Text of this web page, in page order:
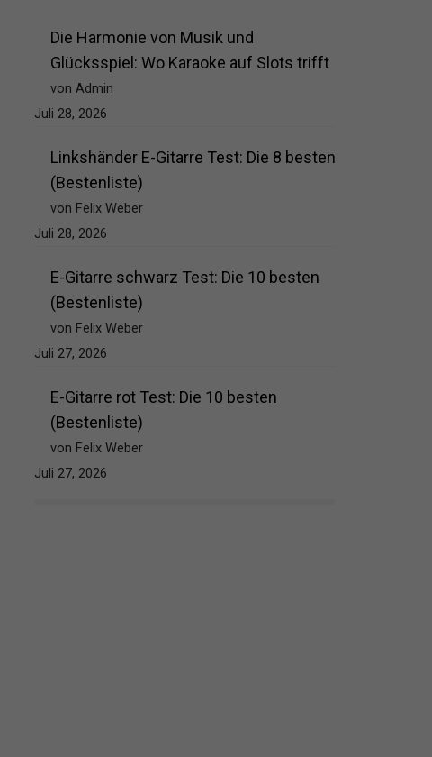
Die Harmonie von Musik und
Glücksspiel: Wo Karaoke auf Slots trifft
von Admin
Juli 28, 2026
Linkshänder E-Gitarre Test: Die 8 besten
(Bestenliste)
von Felix Weber
Juli 28, 2026
E-Gitarre schwarz Test: Die 10 besten
(Bestenliste)
von Felix Weber
Juli 27, 2026
E-Gitarre rot Test: Die 10 besten
(Bestenliste)
von Felix Weber
Juli 27, 2026